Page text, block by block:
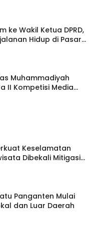
ke Wakil Ketua DPRD,
Hidup di Pasar
Muhammadiyah
II Kompetisi Media
Tingkat Internasional
Keselamatan
Dibekali Mitigasi
Panganten Mulai
dan Luar Daerah